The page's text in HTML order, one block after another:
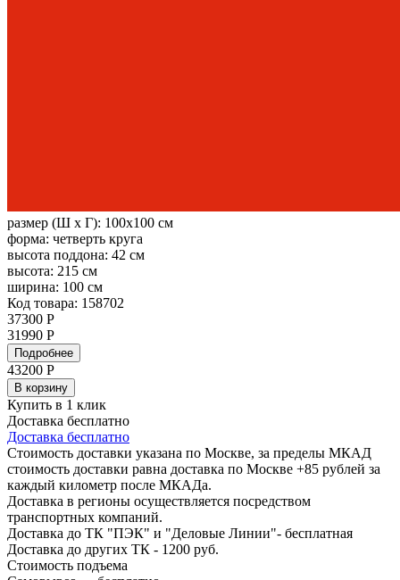
размер (Ш х Г): 100x100 см
форма: четверть круга
высота поддона: 42 см
высота: 215 см
ширина: 100 см
Код товара: 158702
37300 Р
31990 Р
Подробнее
43200 Р
В корзину
Купить в 1 клик
Доставка бесплатно
Доставка бесплатно
Стоимость доставки указана по Москве, за пределы МКАД
стоимость доставки равна доставка по Москве +85 рублей за
каждый километр после МКАДа.
Доставка в регионы осуществляется посредством
транспортных компаний.
Доставка до ТК "ПЭК" и "Деловые Линии"- бесплатная
Доставка до других ТК - 1200 руб.
Стоимость подъема